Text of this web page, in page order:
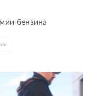
бензина